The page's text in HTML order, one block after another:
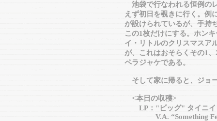
池袋で行なわれる恒例の
えず初日を覗きに行く。例
が設けられているが、手持
この1枚だけにする。ホン
イ・リトルのクリスマスア
が、これはおそらくその1
ペラジャケである。
そして家に帰ると、ジョ
<本日の収穫>
LP："ビッグ" タイニイ
V.A. “Something